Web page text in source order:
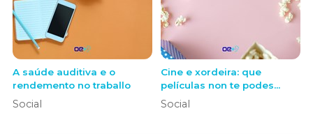
A saúde auditiva e o
rendemento no traballo
Social
Cine e xordeira: que
películas non te podes
perder
Social